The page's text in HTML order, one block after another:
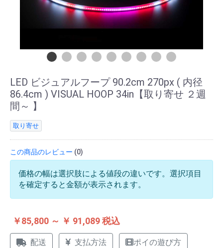
LED ビジュアルフープ 90.2cm 270px ( 内径
86.4cm ) VISUAL HOOP 34in【取り寄せ ２週
間～ 】
取り寄せ
この商品のレビュー (0)
価格の幅は選択肢による値段の違いです。選択項目
を確定すると金額が表示されます。
￥85,800 ～ ￥ 91,089 税込
配送 支払方法 ポイの遊び方